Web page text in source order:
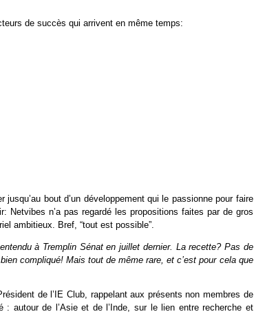
de succès qui arrivent en même temps:
bout d’un développement qui le passionne pour faire
Netvibes n’a pas regardé les propositions faites par de gros
ambitieux. Bref, “tout est possible”.
à Tremplin Sénat en juillet dernier. La recette? Pas de
compliqué! Mais tout de même rare, et c’est pour cela que
de l’IE Club, rappelant aux présents non membres de
autour de l’Asie et de l’Inde, sur le lien entre recherche et